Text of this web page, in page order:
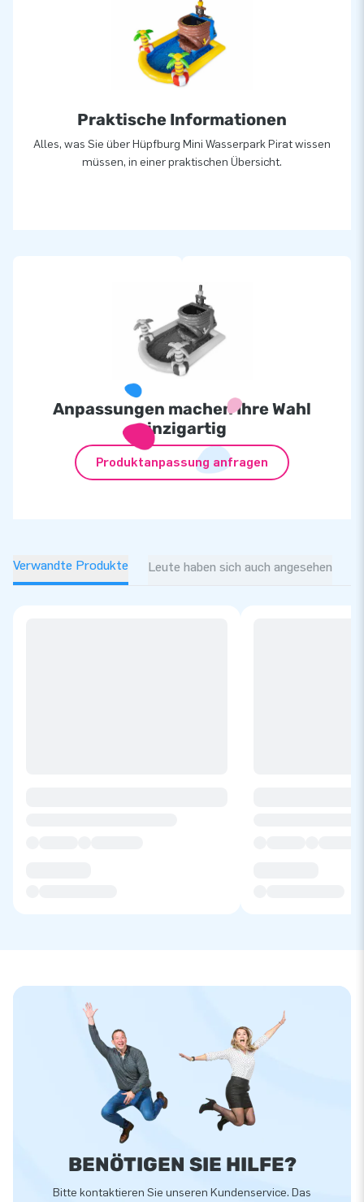
Praktische Informationen
Alles, was Sie über Hüpfburg Mini Wasserpark Pirat wissen
müssen, in einer praktischen Übersicht.
Anpassungen machen Ihre Wahl
einzigartig
Produktanpassung anfragen
Verwandte Produkte Leute haben sich auch angesehen
BENÖTIGEN SIE HILFE?
Bitte kontaktieren Sie unseren Kundenservice. Das